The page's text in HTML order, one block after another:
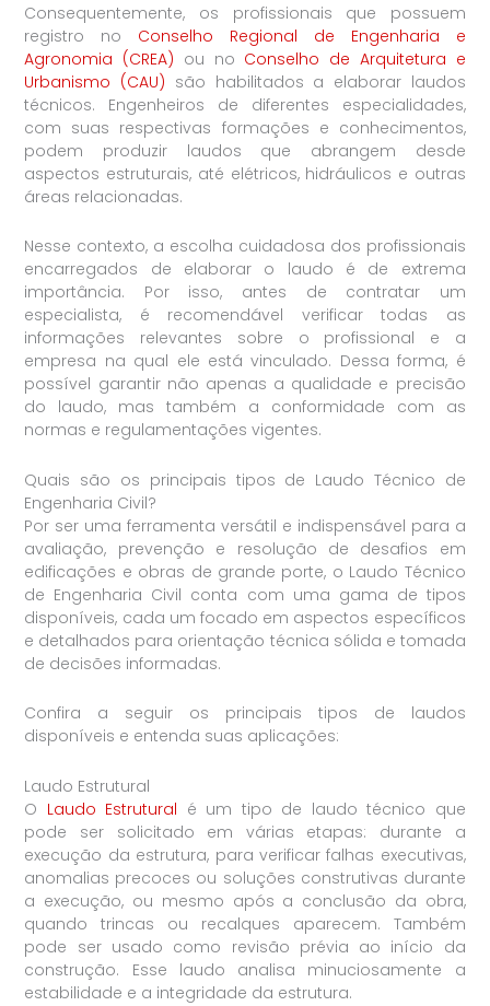
Consequentemente, os profissionais que possuem
registro no Conselho Regional de Engenharia e
Agronomia (CREA) ou no Conselho de Arquitetura e
Urbanismo (CAU) são habilitados a elaborar laudos
técnicos. Engenheiros de diferentes especialidades,
com suas respectivas formações e conhecimentos,
podem produzir laudos que abrangem desde
aspectos estruturais, até elétricos, hidráulicos e outras
áreas relacionadas.
Nesse contexto, a escolha cuidadosa dos profissionais
encarregados de elaborar o laudo é de extrema
importância. Por isso, antes de contratar um
especialista, é recomendável verificar todas as
informações relevantes sobre o profissional e a
empresa na qual ele está vinculado. Dessa forma, é
possível garantir não apenas a qualidade e precisão
do laudo, mas também a conformidade com as
normas e regulamentações vigentes.
Quais são os principais tipos de Laudo Técnico de
Engenharia Civil?
Por ser uma ferramenta versátil e indispensável para a
avaliação, prevenção e resolução de desafios em
edificações e obras de grande porte, o Laudo Técnico
de Engenharia Civil conta com uma gama de tipos
disponíveis, cada um focado em aspectos específicos
e detalhados para orientação técnica sólida e tomada
de decisões informadas.
Confira a seguir os principais tipos de laudos
disponíveis e entenda suas aplicações:
Laudo Estrutural
O Laudo Estrutural é um tipo de laudo técnico que
pode ser solicitado em várias etapas: durante a
execução da estrutura, para verificar falhas executivas,
anomalias precoces ou soluções construtivas durante
a execução, ou mesmo após a conclusão da obra,
quando trincas ou recalques aparecem. Também
pode ser usado como revisão prévia ao início da
construção. Esse laudo analisa minuciosamente a
estabilidade e a integridade da estrutura.